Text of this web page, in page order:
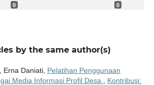
0 0
by the same author(s)
Erna Daniati, Pelatihan Penggunaan
Media Informasi Profil Desa
Kontribusi: